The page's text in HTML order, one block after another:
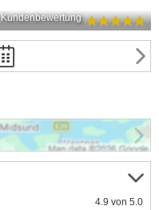
Kundenbewertung
4.9 von 5.0